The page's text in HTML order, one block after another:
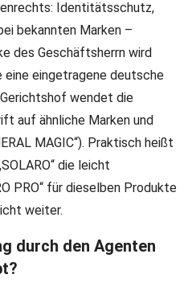
Identitätsschutz,
bekannten Marken –
des Geschäftsherrn wird
eine eingetragene deutsche
wendet die
auf ähnliche Marken und
MAGIC“). Praktisch heißt
die leicht
PRO“ für dieselben Produkte
weiter.
durch den Agenten